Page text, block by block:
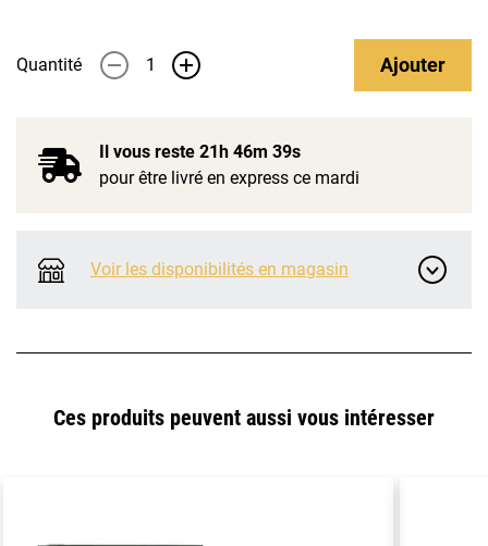
Quantité - + Ajouter
Il vous reste 21h 46m 39s
pour être livré en express ce mardi
Voir les disponibilités en magasin
Ces produits peuvent aussi vous intéresser